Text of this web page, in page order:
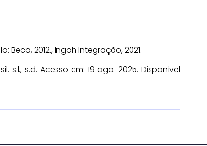
Beca, 2012., Ingoh Integração, 2021.
s.l., s.d. Acesso em: 19 ago. 2025. Disponível